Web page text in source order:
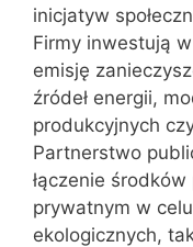
inicjatyw
Firmy inwestują
emisję
źródeł energii,
produkcyjnych
Partnerstwo
łączenie
prywatnym w
ekologicznych,